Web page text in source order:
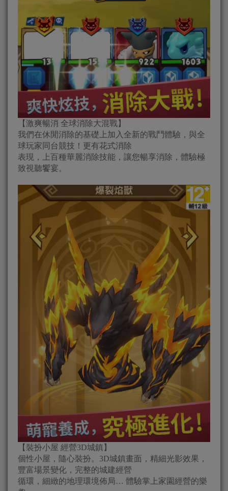
【激爽暢消 全球消除大混戰】
我們在休閒消除的基礎上加入全新的戰鬥體驗，與全
球玩家同台競技！更有花式消除
表現，上百種華麗消除技能，讓您暢享消除，體驗極
致視聽饗宴。
【裝扮小屋 經營3D城鎮】
個性小屋，隨心裝扮。3D城鎮畫面，精細光影效果，
豐富場景變化，完整的城建經營
循環，細緻的地理環境佈局… 體驗掌上家園經營的樂